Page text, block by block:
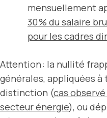
mensuellement
30 % du salaire
pour les cadres
Attention : la nullité
générales, appliquées
distinction (cas
secteur énergie), ou